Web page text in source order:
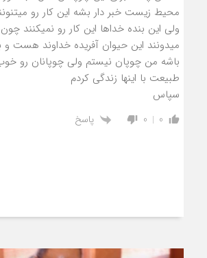
محیط زیست خبر دار بشه این کار رو
ولی این بنده خداها این کار رو نمیکنند
میدونند این حیوان آفریده خداوند هست و
باشه من چوپان نیستم ولی چوپانان رو
طبیعت با اینها زندگی کردم
سپاس
0
0 پاسخ